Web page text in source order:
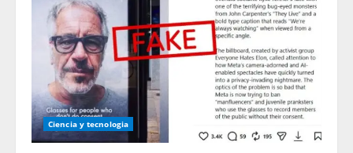
Ciencia y tecnologia